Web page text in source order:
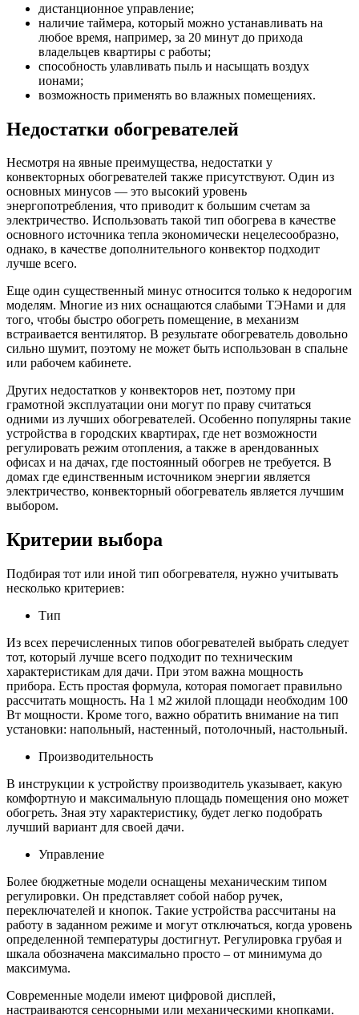
дистанционное управление;
наличие таймера, который можно устанавливать на
любое время, например, за 20 минут до прихода
владельцев квартиры с работы;
способность улавливать пыль и насыщать воздух
ионами;
возможность применять во влажных помещениях.
Недостатки обогревателей
Несмотря на явные преимущества, недостатки у
конвекторных обогревателей также присутствуют. Один из
основных минусов — это высокий уровень
энергопотребления, что приводит к большим счетам за
электричество. Использовать такой тип обогрева в качестве
основного источника тепла экономически нецелесообразно,
однако, в качестве дополнительного конвектор подходит
лучше всего.
Еще один существенный минус относится только к недорогим
моделям. Многие из них оснащаются слабыми ТЭНами и для
того, чтобы быстро обогреть помещение, в механизм
встраивается вентилятор. В результате обогреватель довольно
сильно шумит, поэтому не может быть использован в спальне
или рабочем кабинете.
Других недостатков у конвекторов нет, поэтому при
грамотной эксплуатации они могут по праву считаться
одними из лучших обогревателей. Особенно популярны такие
устройства в городских квартирах, где нет возможности
регулировать режим отопления, а также в арендованных
офисах и на дачах, где постоянный обогрев не требуется. В
домах где единственным источником энергии является
электричество, конвекторный обогреватель является лучшим
выбором.
Критерии выбора
Подбирая тот или иной тип обогревателя, нужно учитывать
несколько критериев:
Тип
Из всех перечисленных типов обогревателей выбрать следует
тот, который лучше всего подходит по техническим
характеристикам для дачи. При этом важна мощность
прибора. Есть простая формула, которая помогает правильно
рассчитать мощность. На 1 м2 жилой площади необходим 100
Вт мощности. Кроме того, важно обратить внимание на тип
установки: напольный, настенный, потолочный, настольный.
Производительность
В инструкции к устройству производитель указывает, какую
комфортную и максимальную площадь помещения оно может
обогреть. Зная эту характеристику, будет легко подобрать
лучший вариант для своей дачи.
Управление
Более бюджетные модели оснащены механическим типом
регулировки. Он представляет собой набор ручек,
переключателей и кнопок. Такие устройства рассчитаны на
работу в заданном режиме и могут отключаться, когда уровень
определенной температуры достигнут. Регулировка грубая и
шкала обозначена максимально просто – от минимума до
максимума.
Современные модели имеют цифровой дисплей,
настраиваются сенсорными или механическими кнопками.